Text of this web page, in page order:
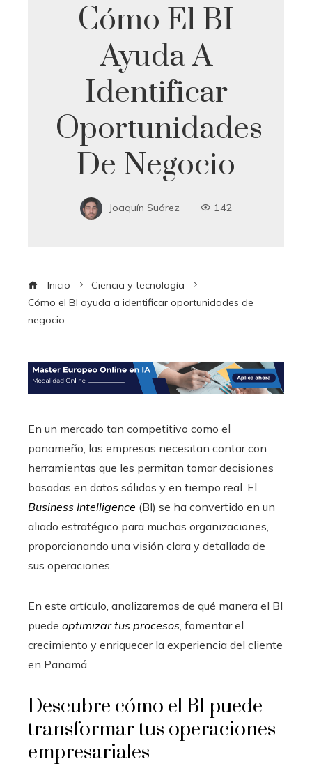
Cómo El BI
Ayuda A
Identificar
Oportunidades
De Negocio
Joaquín Suárez 142
Inicio
Ciencia y tecnología
Cómo el BI ayuda a identificar oportunidades de
negocio
En un mercado tan competitivo como el
panameño, las empresas necesitan contar con
herramientas que les permitan tomar decisiones
basadas en datos sólidos y en tiempo real. El
Business Intelligence (BI) se ha convertido en un
aliado estratégico para muchas organizaciones,
proporcionando una visión clara y detallada de
sus operaciones.
En este artículo, analizaremos de qué manera el BI
puede optimizar tus procesos, fomentar el
crecimiento y enriquecer la experiencia del cliente
en Panamá.
Descubre cómo el BI puede
transformar tus operaciones
empresariales